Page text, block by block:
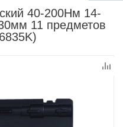
40-200Нм 14-
11 предметов